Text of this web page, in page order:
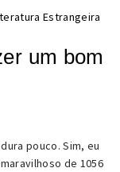
Estrangeira
um bom
pouco. Sim, eu
de 1056